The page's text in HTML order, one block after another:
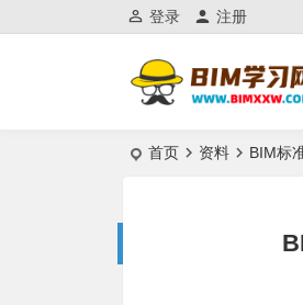
登录 注册
首页 资料 BIM标